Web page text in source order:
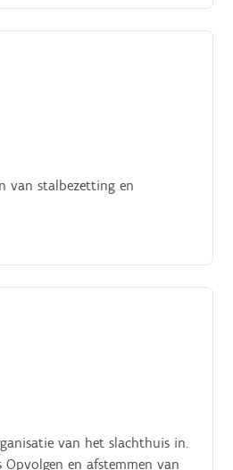
van stalbezetting en
van het slachthuis in.
en afstemmen van